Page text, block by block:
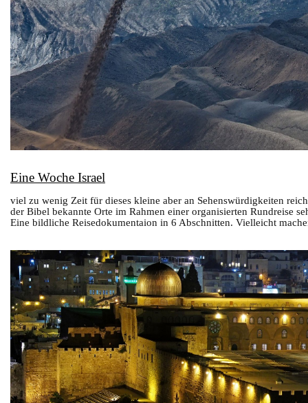
Eine Woche Israel
viel zu wenig Zeit für dieses kleine aber an Sehenswürdigkeiten
der Bibel bekannte Orte im Rahmen einer organisierten Rundreise
Eine bildliche Reisedokumentaion in 6 Abschnitten. Vielleicht